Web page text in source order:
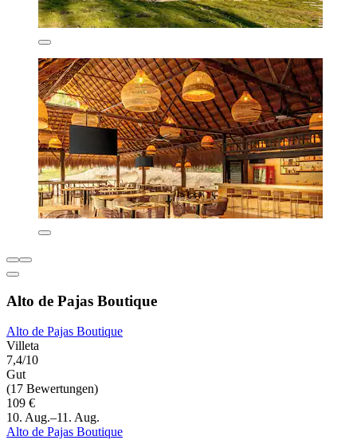
Alto de Pajas Boutique
Alto de Pajas Boutique
Villeta
7,4/10
Gut
(17 Bewertungen)
109 €
10. Aug.–11. Aug.
Alto de Pajas Boutique